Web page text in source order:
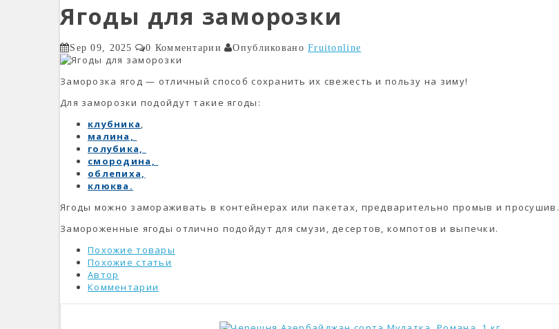
Ягоды для заморозки
Sep 09, 2025 0 Комментарии ОпубликованоFruitonline
Заморозка ягод — отличный способ сохранить их свежесть и пользу на зиму!
Для заморозки подойдут такие ягоды:
клубника,
малина,
голубика,
смородина,
облепиха,
клюква.
Ягоды можно замораживать в контейнерах или пакетах, предварительно промыв и просушив.
Замороженные ягоды отлично подойдут для смузи, десертов, компотов и выпечки.
Похожие товары
Похожие статьи
Автор
Комментарии